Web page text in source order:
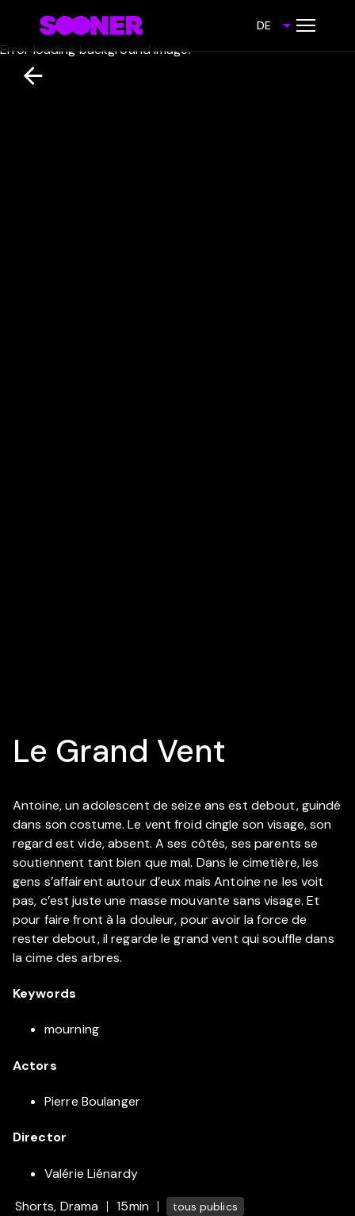
DE
Error loading background image.
Le Grand Vent
Antoine, un adolescent de seize ans est debout, guindé
dans son costume. Le vent froid cingle son visage, son
regard est vide, absent. A ses côtés, ses parents se
soutiennent tant bien que mal. Dans le cimetière, les
gens s’affairent autour d’eux mais Antoine ne les voit
pas, c’est juste une masse mouvante sans visage. Et
pour faire front à la douleur, pour avoir la force de
rester debout, il regarde le grand vent qui souffle dans
la cime des arbres.
Keywords
mourning
Actors
Pierre Boulanger
Director
Valérie Liénardy
Shorts, Drama
15min tous publics